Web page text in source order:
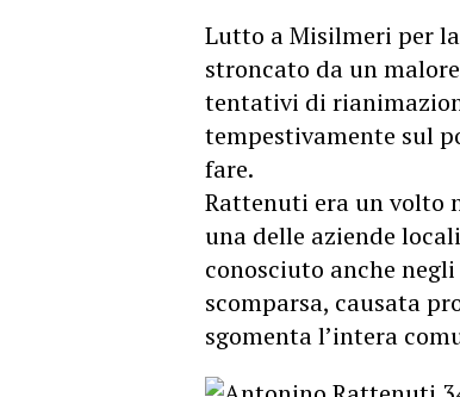
Lutto a Misilmeri per
stroncato da un
tentativi di
tempestivamente sul
fare.
Rattenuti era un volto
una delle aziende
conosciuto anche
scomparsa, causata
sgomenta l’intera